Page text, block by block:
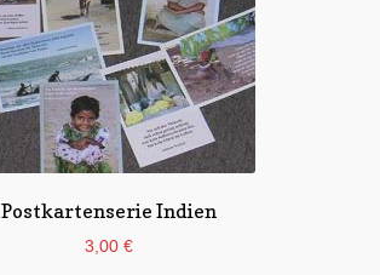
Postkartenserie Indien
3,00 €